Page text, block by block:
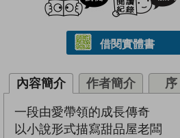
借閱實體書
內容簡介 作者簡介 序
一段由愛帶領的成長傳奇
以小說形式描寫甜品屋老闆